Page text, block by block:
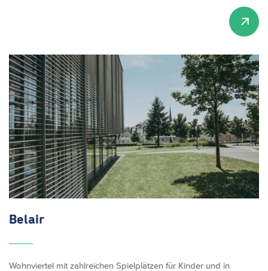
Belair
Wohnviertel mit zahlreichen Spielplätzen für Kinder und in